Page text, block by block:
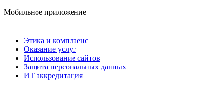
Мобильное приложение
Этика и комплаенс
Оказание услуг
Использование сайтов
Защита персональных данных
ИТ аккредитация